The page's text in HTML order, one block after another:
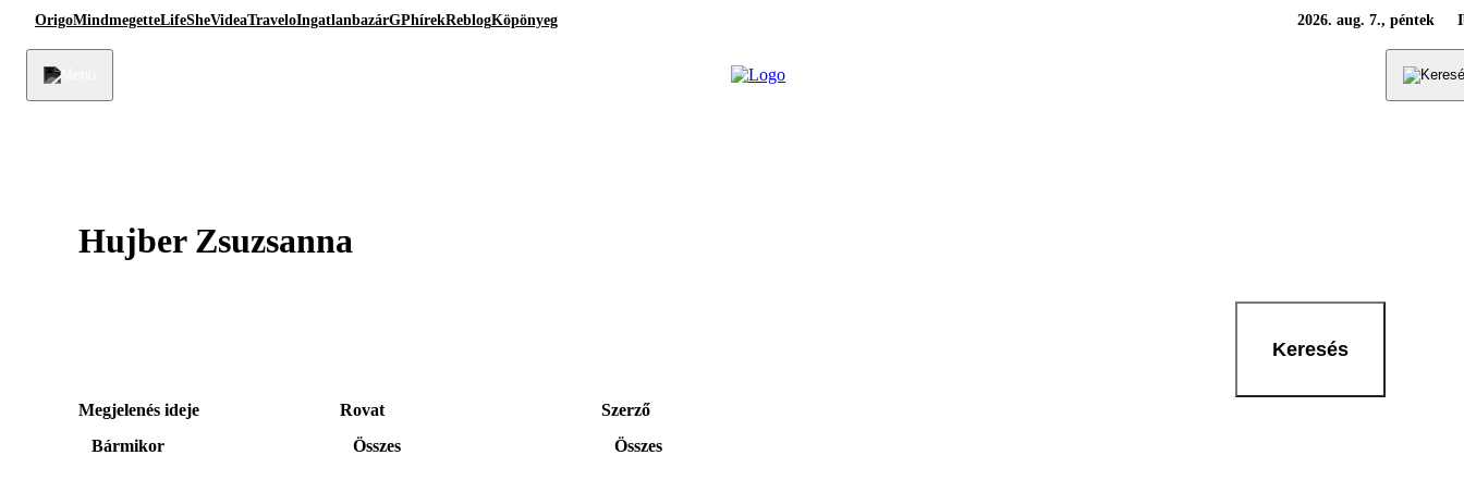
OrigoMindmegetteLifeSheVideaTraveloIngatlanbazárGPhírekReblogKöpönyeg 2026. aug. 7., péntek
Hujber Zsuzsanna
Keresés
Megjelenés ideje
Bármikor
Rovat
Összes
Szerző
Összes